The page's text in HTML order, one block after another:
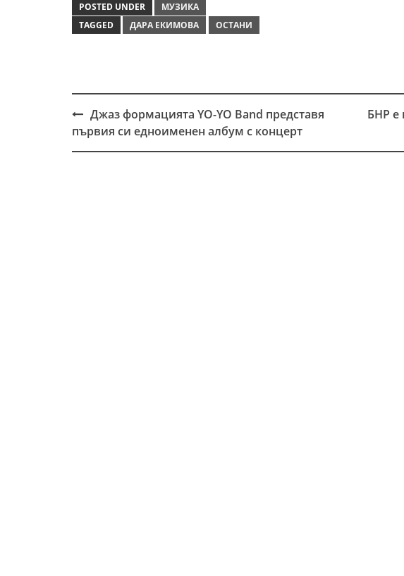
POSTED UNDER
МУЗИКА
TAGGED
ДАРА ЕКИМОВА ОСТАНИ
Post
navigation
Джаз формацията YO-YO Band представя
първия си едноименен албум с концерт
БНР е